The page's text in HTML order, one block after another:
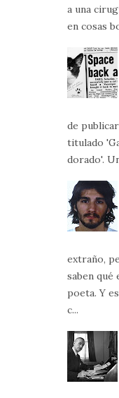
a una
en cosas
de
titulado
dorado'.
extraño,
saben qué
poeta. Y
c...